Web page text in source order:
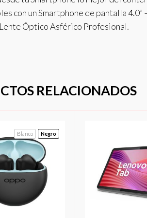
con un Smartphone de pantalla 4.0”
Óptico Asférico Profesional.
RELACIONADOS
Blanco Negro